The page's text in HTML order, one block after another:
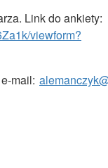
Link do ankiety:
viewform?
mail: